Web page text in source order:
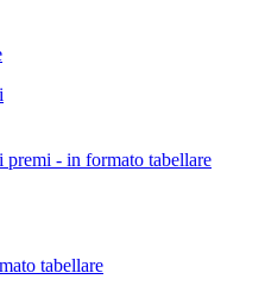
premi - in formato tabellare
tabellare